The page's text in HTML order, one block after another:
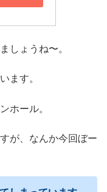
しょうね〜。
ます。
ホール。
が、なんか今回ぼー